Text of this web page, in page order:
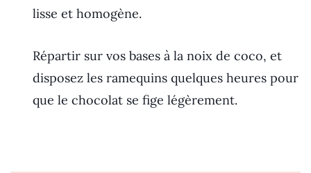
lisse et homogène.
Répartir sur vos bases à la noix de coco, et
disposez les ramequins quelques heures pour
que le chocolat se fige légèrement.